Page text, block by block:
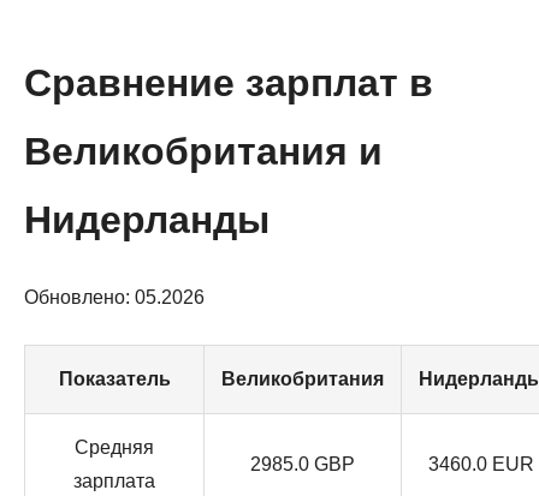
Сравнение зарплат в
Великобритания и
Нидерланды
Обновлено: 05.2026
Показатель Великобритания
Средняя
зарплата
2985.0 GBP 3460.0 EUR